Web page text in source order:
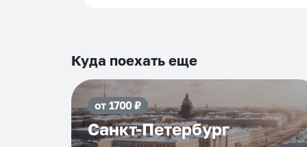
Куда поехать еще
от 1700₽
Санкт-Петербург